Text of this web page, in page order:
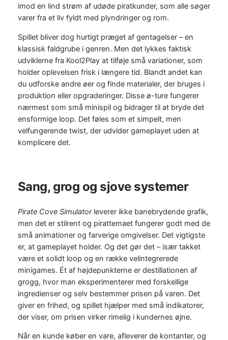
imod en lind strøm af udøde piratkunder, som alle søger
varer fra et liv fyldt med plyndringer og rom.
Spillet bliver dog hurtigt præget af gentagelser – en
klassisk faldgrube i genren. Men det lykkes faktisk
udviklerne fra Kool2Play at tilføje små variationer, som
holder oplevelsen frisk i længere tid. Blandt andet kan
du udforske andre øer og finde materialer, der bruges i
produktion eller opgraderinger. Disse ø-ture fungerer
nærmest som små minispil og bidrager til at bryde det
ensformige loop. Det føles som et simpelt, men
velfungerende twist, der udvider gameplayet uden at
komplicere det.
Sang, grog og sjove systemer
Pirate Cove Simulatorleverer ikke banebrydende grafik,
men det er stilrent og pirattemaet fungerer godt med de
små animationer og farverige omgivelser. Det vigtigste
er, at gameplayet holder. Og det gør det – især takket
være et solidt loop og en række velintegrerede
minigames. Ét af højdepunkterne er destillationen af
grogg, hvor man eksperimenterer med forskellige
ingredienser og selv bestemmer prisen på varen. Det
giver en frihed, og spillet hjælper med små indikatorer,
der viser, om prisen virker rimelig i kundernes øjne.
Når en kunde køber en vare, afleverer de kontanter, og